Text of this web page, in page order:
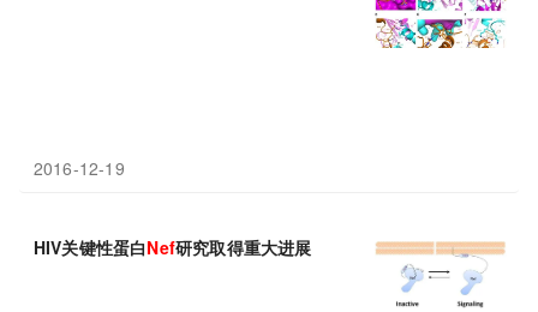
2016-12-19
HIV关键性蛋白Nef研究取得重大进展